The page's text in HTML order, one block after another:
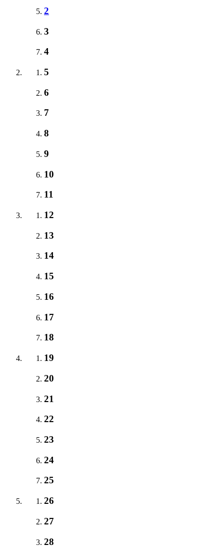
2
3
4
5
6
7
8
9
10
11
12
13
14
15
16
17
18
19
20
21
22
23
24
25
26
27
28